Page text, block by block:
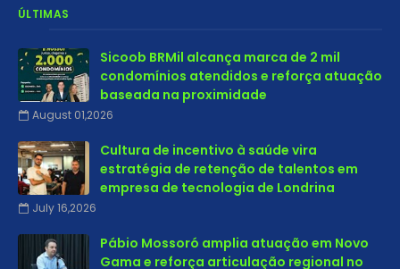
ÚLTIMAS
Sicoob BRMil alcança marca de 2 mil
condomínios atendidos e reforça atuação
baseada na proximidade
August 01,2026
Cultura de incentivo à saúde vira
estratégia de retenção de talentos em
empresa de tecnologia de Londrina
July 16,2026
Pábio Mossoró amplia atuação em Novo
Gama e reforça articulação regional no